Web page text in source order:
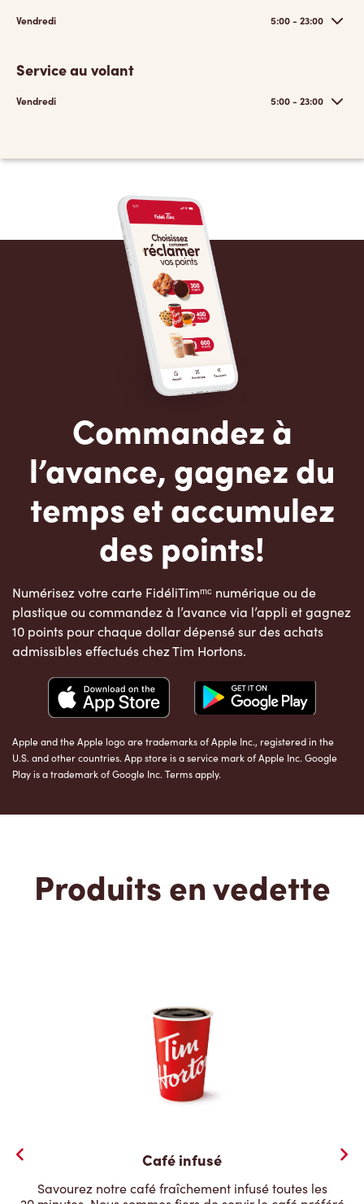
Vendredi 5:00 - 23:00
Service au volant
Vendredi 5:00 - 23:00
Commandez à
l’avance, gagnez du
temps et accumulez
des points!
Numérisez votre carte FidéliTimᵐᶜ numérique ou de
plastique ou commandez à l’avance via l’appli et gagnez
10 points pour chaque dollar dépensé sur des achats
admissibles effectués chez Tim Hortons.
Apple and the Apple logo are trademarks of Apple Inc., registered in the
U.S. and other countries. App store is a service mark of Apple Inc. Google
Play is a trademark of Google Inc. Terms apply.
Produits en vedette
Café infusé
Savourez notre café fraîchement infusé toutes les